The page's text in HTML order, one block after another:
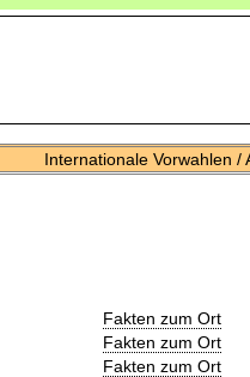
Internationale Vorwahlen /
Fakten zum Ort
Fakten zum Ort
Fakten zum Ort